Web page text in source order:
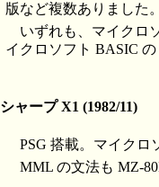
版など複数ありました。
いずれも、マイクロ
イクロソフト BASIC
シャープ X1 (1982/11)
PSG 搭載。マイクロ
MML の文法も MZ-